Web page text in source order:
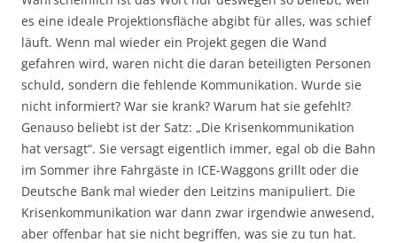
es eine ideale Projektionsfläche abgibt für alles, was schief
läuft. Wenn mal wieder ein Projekt gegen die Wand
gefahren wird, waren nicht die daran beteiligten Personen
schuld, sondern die fehlende Kommunikation. Wurde sie
nicht informiert? War sie krank? Warum hat sie gefehlt?
Genauso beliebt ist der Satz: „Die Krisenkommunikation
hat versagt“. Sie versagt eigentlich immer, egal ob die Bahn
im Sommer ihre Fahrgäste in ICE-Waggons grillt oder die
Deutsche Bank mal wieder den Leitzins manipuliert. Die
Krisenkommunikation war dann zwar irgendwie anwesend,
aber offenbar hat sie nicht begriffen, was sie zu tun hat.